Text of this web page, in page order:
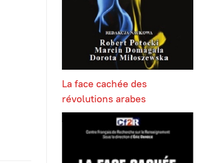
La face cachée des
révolutions arabes